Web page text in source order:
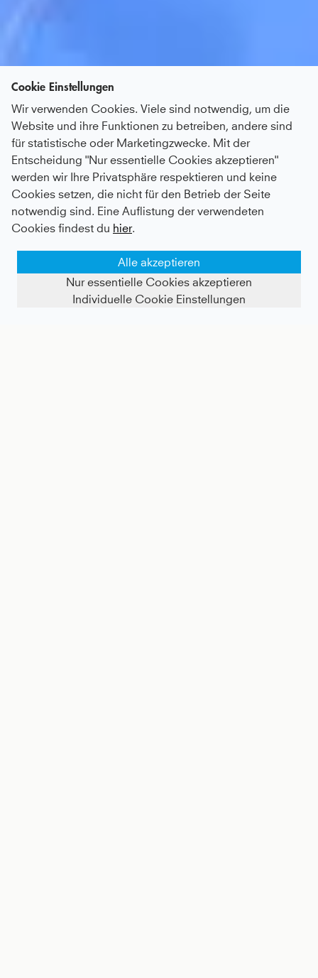
Cookie Einstellungen
Wir verwenden Cookies. Viele sind notwendig, um die
Website und ihre Funktionen zu betreiben, andere sind
für statistische oder Marketingzwecke. Mit der
Entscheidung "Nur essentielle Cookies akzeptieren"
werden wir Ihre Privatsphäre respektieren und keine
Cookies setzen, die nicht für den Betrieb der Seite
notwendig sind. Eine Auflistung der verwendeten
Cookies findest du hier.
Alle akzeptieren
Nur essentielle Cookies akzeptieren
Individuelle Cookie Einstellungen